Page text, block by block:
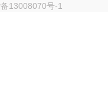
13008070号-1